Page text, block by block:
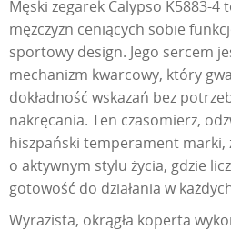
Męski zegarek Calypso K5883-4
mężczyzn ceniących sobie
sportowy design. Jego sercem
mechanizm kwarcowy, który
dokładność wskazań bez
nakręcania. Ten czasomierz,
hiszpański temperament marki,
o aktywnym stylu życia, gdzie
gotowość do działania w
Wyrazista, okrągła koperta